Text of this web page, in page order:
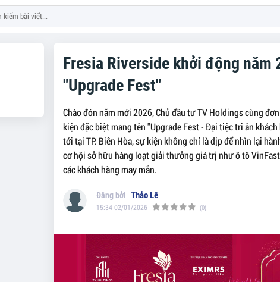
Fresia Riverside khởi động
"Upgrade Fest"
Chào đón năm mới 2026, Chủ đầu tư TV Holdings cùng
kiện đặc biệt mang tên "Upgrade Fest - Đại tiệc tri ân
tới tại TP. Biên Hòa, sự kiện không chỉ là dịp để nhìn lại
cơ hội sở hữu hàng loạt giải thưởng giá trị như ô tô
các khách hàng may mắn.
Thảo Lê
15:34 02/01/2026 (0)